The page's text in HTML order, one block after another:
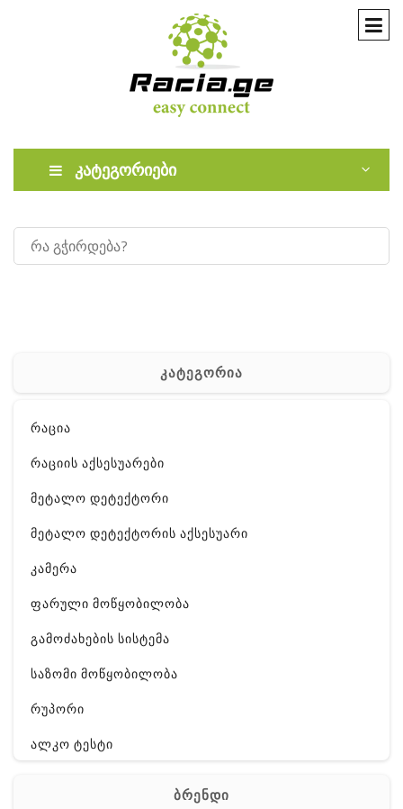
კატეგორიები
კატეგორია
რაცია
რაციის აქსესუარები
მეტალო დეტექტორი
მეტალო დეტექტორის აქსესუარი
კამერა
ფარული მოწყობილობა
გამოძახების სისტემა
საზომი მოწყობილობა
რუპორი
ალკო ტესტი
ბრენდი